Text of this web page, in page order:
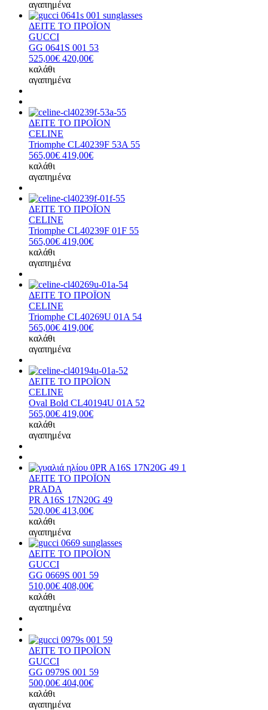
αγαπημένα
ΔΕΙΤΕ ΤΟ ΠΡΟΪΟΝ
GUCCI
GG 0641S 001 53
525,00€ 420,00€
καλάθι
αγαπημένα
ΔΕΙΤΕ ΤΟ ΠΡΟΪΟΝ
CELINE
Triomphe CL40239F 53A 55
565,00€ 419,00€
καλάθι
αγαπημένα
ΔΕΙΤΕ ΤΟ ΠΡΟΪΟΝ
CELINE
Triomphe CL40239F 01F 55
565,00€ 419,00€
καλάθι
αγαπημένα
ΔΕΙΤΕ ΤΟ ΠΡΟΪΟΝ
CELINE
Triomphe CL40269U 01A 54
565,00€ 419,00€
καλάθι
αγαπημένα
ΔΕΙΤΕ ΤΟ ΠΡΟΪΟΝ
CELINE
Oval Bold CL40194U 01A 52
565,00€ 419,00€
καλάθι
αγαπημένα
ΔΕΙΤΕ ΤΟ ΠΡΟΪΟΝ
PRADA
PR A16S 17N20G 49
520,00€ 413,00€
καλάθι
αγαπημένα
ΔΕΙΤΕ ΤΟ ΠΡΟΪΟΝ
GUCCI
GG 0669S 001 59
510,00€ 408,00€
καλάθι
αγαπημένα
ΔΕΙΤΕ ΤΟ ΠΡΟΪΟΝ
GUCCI
GG 0979S 001 59
500,00€ 404,00€
καλάθι
αγαπημένα